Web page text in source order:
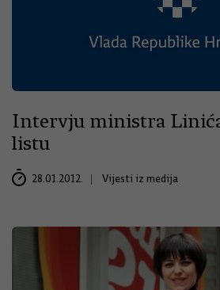
Intervju ministra
listu
28.01.2012. Vijesti iz medija